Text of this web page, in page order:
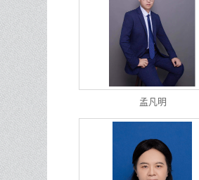
孟凡明